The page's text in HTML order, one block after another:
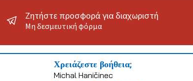
Ζητήστε προσφορά για διαχωριστή
Μη δεσμευτική φόρμα
Χρειάζεστε βοήθεια;
Michal Haničinec